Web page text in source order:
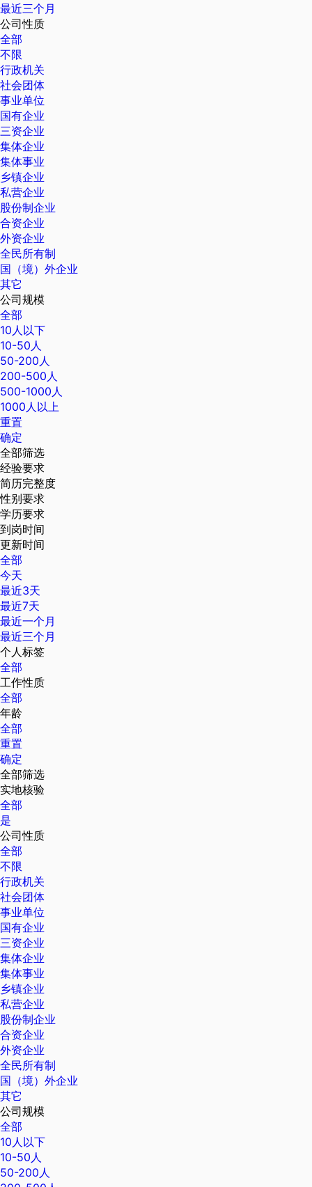
最近三个月
公司性质
全部
不限
行政机关
社会团体
事业单位
国有企业
三资企业
集体企业
集体事业
乡镇企业
私营企业
股份制企业
合资企业
外资企业
全民所有制
国（境）外企业
其它
公司规模
全部
10人以下
10-50人
50-200人
200-500人
500-1000人
1000人以上
重置
确定
全部筛选
经验要求
简历完整度
性别要求
学历要求
到岗时间
更新时间
全部
今天
最近3天
最近7天
最近一个月
最近三个月
个人标签
全部
工作性质
全部
年龄
全部
重置
确定
全部筛选
实地核验
全部
是
公司性质
全部
不限
行政机关
社会团体
事业单位
国有企业
三资企业
集体企业
集体事业
乡镇企业
私营企业
股份制企业
合资企业
外资企业
全民所有制
国（境）外企业
其它
公司规模
全部
10人以下
10-50人
50-200人